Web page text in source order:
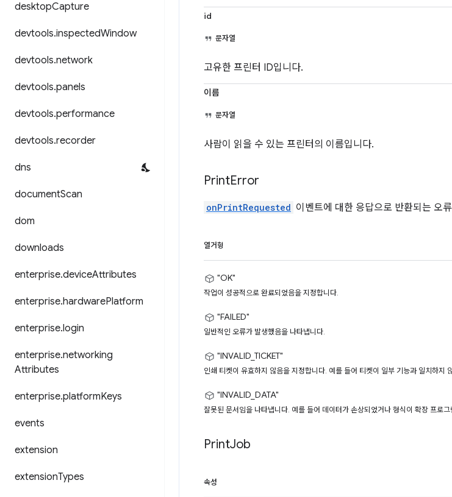
desktopCapture
devtools.inspectedWindow
devtools.network
devtools.panels
devtools.performance
devtools.recorder
dns
documentScan
dom
downloads
enterprise.deviceAttributes
enterprise.hardwarePlatform
enterprise.login
enterprise.networking
Attributes
enterprise.platformKeys
events
extension
extensionTypes
id
문자열
고유한 프린터 ID입니다.
이름
문자열
사람이 읽을 수 있는 프린터의 이름입니다.
PrintError
onPrintRequested 이벤트에 대한 응답으로 반환되는 오
열거형
"OK"
작업이 성공적으로 완료되었음을 지정합니다.
"FAILED"
일반적인 오류가 발생했음을 나타냅니다.
"INVALID_TICKET"
인쇄 티켓이 유효하지 않음을 지정합니다. 예를 들어 티켓이 일부 기능과 일치하지
"INVALID_DATA"
잘못된 문서임을 나타냅니다. 예를 들어 데이터가 손상되었거나 형식이 확장 프로
PrintJob
속성